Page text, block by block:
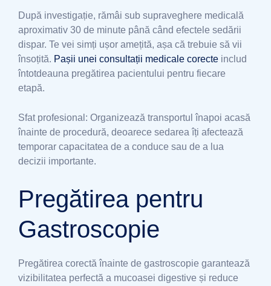
După investigație, rămâi sub supraveghere medicală
aproximativ 30 de minute până când efectele sedării
dispar. Te vei simți ușor amețită, așa că trebuie să vii
însoțită. Pașii unei consultații medicale corecte includ
întotdeauna pregătirea pacientului pentru fiecare
etapă.
Sfat profesional: Organizează transportul înapoi acasă
înainte de procedură, deoarece sedarea îți afectează
temporar capacitatea de a conduce sau de a lua
decizii importante.
Pregătirea pentru
Gastroscopie
Pregătirea corectă înainte de gastroscopie garantează
vizibilitatea perfectă a mucoasei digestive și reduce